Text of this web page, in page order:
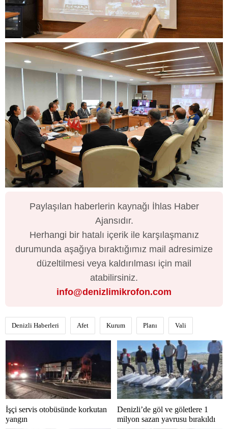
Paylaşılan haberlerin kaynağı İhlas Haber
Ajansıdır.
Herhangi bir hatalı içerik ile karşılaşmanız
durumunda aşağıya bıraktığımız mail adresimize
düzeltilmesi veya kaldırılması için mail
atabilirsiniz.
info@denizlimikrofon.com
Denizli Haberleri Afet Kurum Planı Vali
İşçi servis otobüsünde korkutan
yangın
Denizli’de göl ve göletlere 1
milyon sazan yavrusu bırakıldı